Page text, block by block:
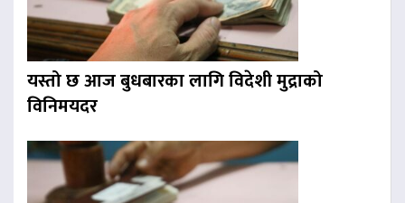
यस्तो छ आज बुधबारका लागि विदेशी मुद्राको
विनिमयदर